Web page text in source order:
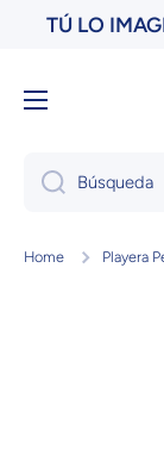
IrTÚ LO
Búsqueda
Home Playera